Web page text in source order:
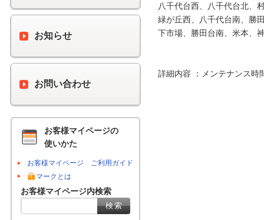
八千代台西、八千代台北、
緑が丘西、八千代台南、勝
下市場、勝田台南、米本、
詳細内容 ：メンテナンス時
お知らせ
お問い合わせ
お客様マイページの
使いかた
お客様マイページ ご利用ガイド
マークとは
お客様マイページ内検索